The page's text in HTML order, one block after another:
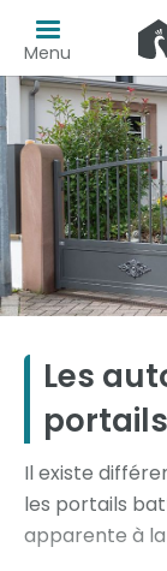
Menu
Les
​Il existe
les portails
apparente à